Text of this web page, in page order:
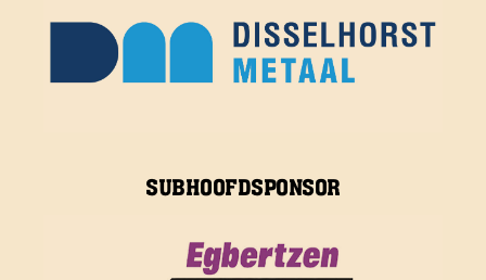
SUBHOOFDSPONSOR